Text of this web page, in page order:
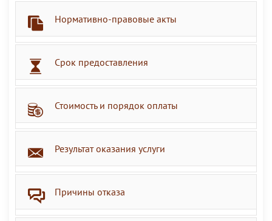
Нормативно-правовые акты
Срок предоставления
Стоимость и порядок оплаты
Результат оказания услуги
Причины отказа